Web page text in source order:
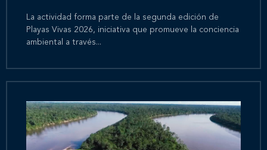
La actividad forma parte de la segunda edición de
Playas Vivas 2026, iniciativa que promueve la conciencia
ambiental a través...